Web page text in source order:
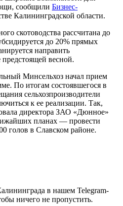
сообщили Бизнес-
Калининградской области.
скотоводства рассчитана до
до 20% прямых
направить
предстоящей весной.
Минсельхоз начал прием
По итогам состоявшегося в
сельхозпроизводители
к ее реализации. Так,
директора ЗАО «Дюнное»
планах — провести
голов в Славском районе.
в нашем Telegram-
ничего не пропустить.